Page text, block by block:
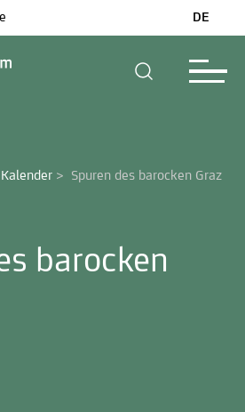
DE
Kalender > Spuren des barocken Graz
barocken